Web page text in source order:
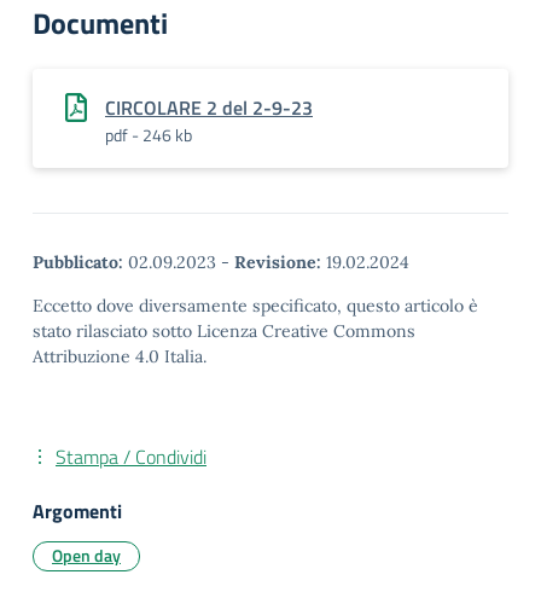
Documenti
CIRCOLARE 2 del 2-9-23
pdf - 246 kb
Pubblicato: 02.09.2023 - Revisione: 19.02.2024
Eccetto dove diversamente specificato, questo articolo è
stato rilasciato sotto Licenza Creative Commons
Attribuzione 4.0 Italia.
Stampa / Condividi
Argomenti
Open day